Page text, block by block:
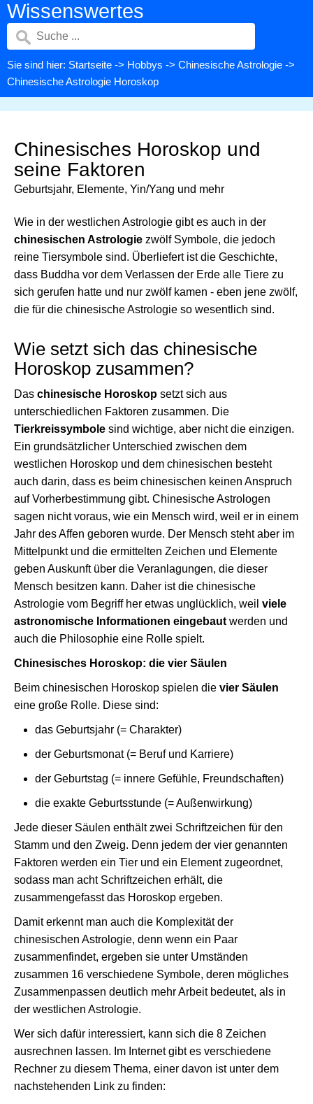
Wissenswertes
Sie sind hier: Startseite -> Hobbys -> Chinesische Astrologie ->
Chinesische Astrologie Horoskop
Chinesisches Horoskop und
seine Faktoren
Geburtsjahr, Elemente, Yin/Yang und mehr
Wie in der westlichen Astrologie gibt es auch in der
chinesischen Astrologie zwölf Symbole, die jedoch
reine Tiersymbole sind. Überliefert ist die Geschichte,
dass Buddha vor dem Verlassen der Erde alle Tiere zu
sich gerufen hatte und nur zwölf kamen - eben jene zwölf,
die für die chinesische Astrologie so wesentlich sind.
Wie setzt sich das chinesische
Horoskop zusammen?
Das chinesische Horoskop setzt sich aus
unterschiedlichen Faktoren zusammen. Die
Tierkreissymbole sind wichtige, aber nicht die einzigen.
Ein grundsätzlicher Unterschied zwischen dem
westlichen Horoskop und dem chinesischen besteht
auch darin, dass es beim chinesischen keinen Anspruch
auf Vorherbestimmung gibt. Chinesische Astrologen
sagen nicht voraus, wie ein Mensch wird, weil er in einem
Jahr des Affen geboren wurde. Der Mensch steht aber im
Mittelpunkt und die ermittelten Zeichen und Elemente
geben Auskunft über die Veranlagungen, die dieser
Mensch besitzen kann. Daher ist die chinesische
Astrologie vom Begriff her etwas unglücklich, weil viele
astronomische Informationen eingebaut werden und
auch die Philosophie eine Rolle spielt.
Chinesisches Horoskop: die vier Säulen
Beim chinesischen Horoskop spielen die vier Säulen
eine große Rolle. Diese sind:
das Geburtsjahr (= Charakter)
der Geburtsmonat (= Beruf und Karriere)
der Geburtstag (= innere Gefühle, Freundschaften)
die exakte Geburtsstunde (= Außenwirkung)
Jede dieser Säulen enthält zwei Schriftzeichen für den
Stamm und den Zweig. Denn jedem der vier genannten
Faktoren werden ein Tier und ein Element zugeordnet,
sodass man acht Schriftzeichen erhält, die
zusammengefasst das Horoskop ergeben.
Damit erkennt man auch die Komplexität der
chinesischen Astrologie, denn wenn ein Paar
zusammenfindet, ergeben sie unter Umständen
zusammen 16 verschiedene Symbole, deren mögliches
Zusammenpassen deutlich mehr Arbeit bedeutet, als in
der westlichen Astrologie.
Wer sich dafür interessiert, kann sich die 8 Zeichen
ausrechnen lassen. Im Internet gibt es verschiedene
Rechner zu diesem Thema, einer davon ist unter dem
nachstehenden Link zu finden: